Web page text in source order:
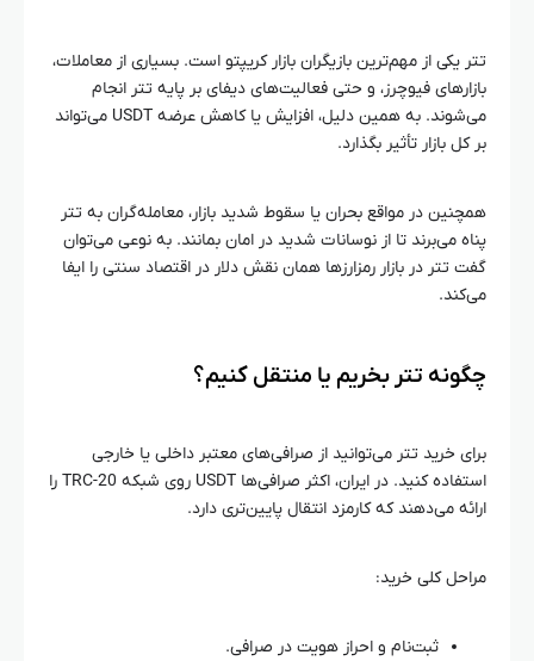
تتر یکی از مهم‌ترین بازیگران بازار کریپتو است. بسیاری از معاملات،
بازارهای فیوچرز، و حتی فعالیت‌های دیفای بر پایه تتر انجام
می‌شوند. به همین دلیل، افزایش یا کاهش عرضه USDT می‌تواند
بر کل بازار تأثیر بگذارد.
همچنین در مواقع بحران یا سقوط شدید بازار، معامله‌گران به تتر
پناه می‌برند تا از نوسانات شدید در امان بمانند. به نوعی می‌توان
گفت تتر در بازار رمزارزها همان نقش دلار در اقتصاد سنتی را ایفا
می‌کند.
چگونه تتر بخریم یا منتقل کنیم؟
برای خرید تتر می‌توانید از صرافی‌های معتبر داخلی یا خارجی
استفاده کنید. در ایران، اکثر صرافی‌ها USDT روی شبکه TRC-20 را
ارائه می‌دهند که کارمزد انتقال پایین‌تری دارد.
مراحل کلی خرید:
ثبت‌نام و احراز هویت در صرافی.